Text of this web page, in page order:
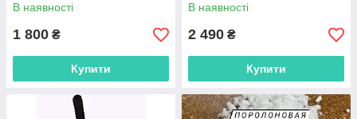
В наявності
1 800 ₴
Купити
В наявності
2 490 ₴
Купити